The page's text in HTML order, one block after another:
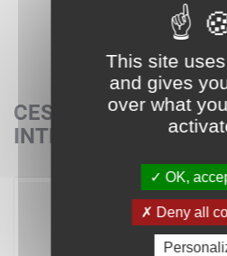
CES SETS
INTÉRESSER
This site
and gives
over what
OK,
Deny all